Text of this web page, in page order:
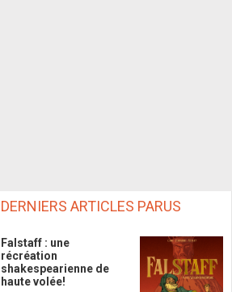
DERNIERS ARTICLES PARUS
Falstaff : une
récréation
shakespearienne de
haute volée!